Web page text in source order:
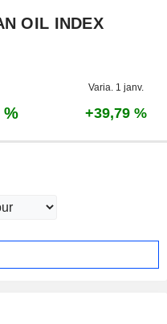
OIL INDEX
Varia. 1 janv.
% +39,79 %